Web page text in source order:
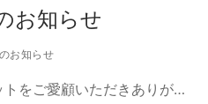
お知らせ
お知らせ
をご愛顧いただきありが…